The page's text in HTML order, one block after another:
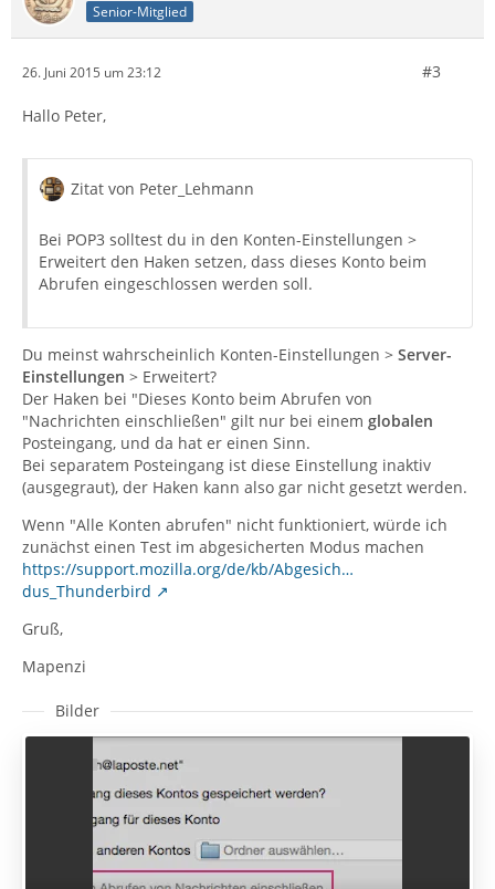
Senior-Mitglied
26. Juni 2015 um 23:12 #3
Hallo Peter,
Zitat von Peter_Lehmann
Bei POP3 solltest du in den Konten-Einstellungen >
Erweitert den Haken setzen, dass dieses Konto beim
Abrufen eingeschlossen werden soll.
Du meinst wahrscheinlich Konten-Einstellungen > Server-
Einstellungen > Erweitert?
Der Haken bei "Dieses Konto beim Abrufen von
"Nachrichten einschließen" gilt nur bei einem globalen
Posteingang, und da hat er einen Sinn.
Bei separatem Posteingang ist diese Einstellung inaktiv
(ausgegraut), der Haken kann also gar nicht gesetzt werden.
Wenn "Alle Konten abrufen" nicht funktioniert, würde ich
zunächst einen Test im abgesicherten Modus machen
https://support.mozilla.org/de/kb/Abgesich…
dus_Thunderbird
Gruß,
Mapenzi
Bilder